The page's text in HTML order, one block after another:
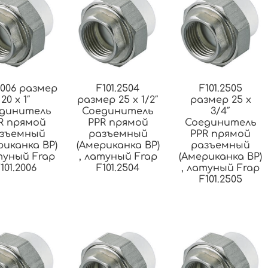
размер
20 x 1″
прямой
ВР)
Frap
F101.2504
размер 25 x 1/2″
Соединитель
PPR прямой
разъемный
(Американка ВР)
, латуный Frap
F101.2504
F101.2505
размер 25 x
3/4″
Соединитель
PPR прямой
разъемный
(Американка ВР)
, латуный Frap
F101.2505